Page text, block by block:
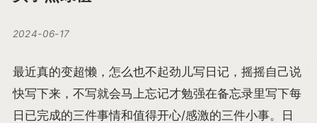
2024-06-17
最近真的变超懒，怎么也不起劲儿写日记，摇摇自己说
快写下来，不写就会马上忘记才勉强在备忘录里写下每
日已完成的三件事情和值得开心/感激的三件小事。日